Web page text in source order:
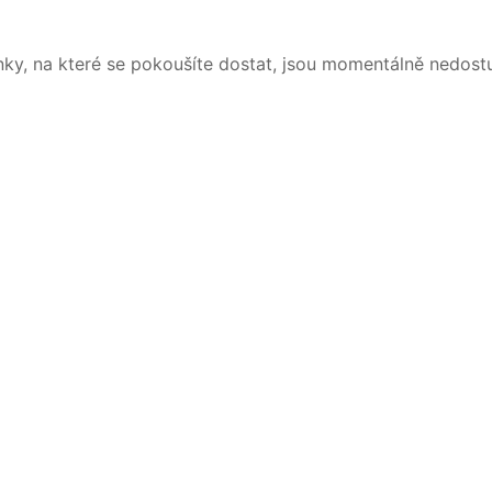
na které se pokoušíte dostat, jsou momentálně